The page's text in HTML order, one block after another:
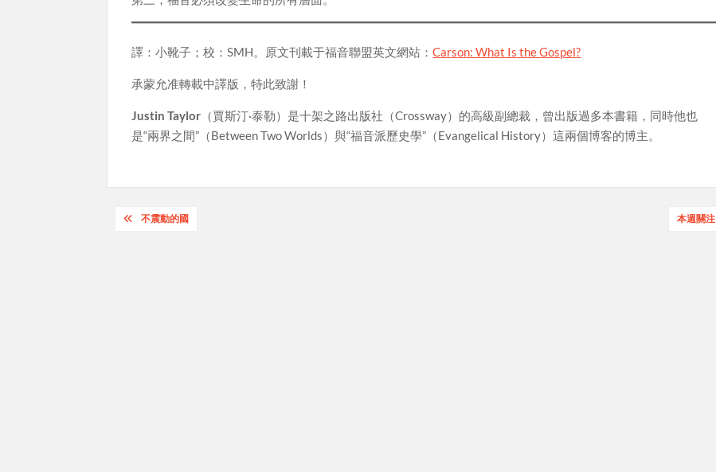
譯：小靴子；校：SMH。原文刊載于福音聯盟英文網站：Carson: What Is the Gospel?
承蒙允准轉載中譯版，特此致謝！
Justin Taylor （賈斯汀·泰勒）是十架之路出版社（Crossway）的高級副總裁，曾出版過多本書籍，同時他也
是“兩界之間”（Between Two Worlds）與“福音派歷史學”（Evangelical History）這兩個博客的博主。
Post不震動的國 本週關注